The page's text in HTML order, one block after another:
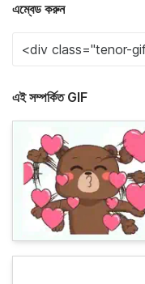
এম্বেড করুন
এই সম্পর্কিত GIF